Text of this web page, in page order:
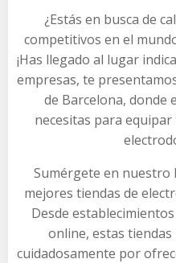
¿Estás en busca de
competitivos en el
¡Has llegado al lugar
empresas, te
de Barcelona, donde
necesitas para
Sumérgete en nuestro
mejores tiendas de
Desde
online, estas tiendas
cuidadosamente por